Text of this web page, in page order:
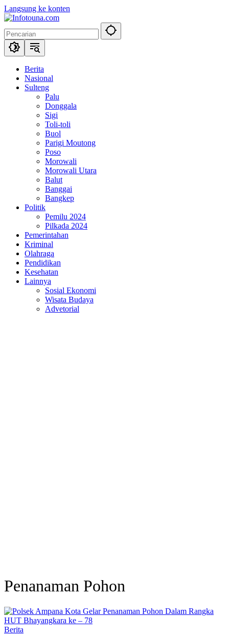
Langsung ke konten
Berita
Nasional
Sulteng
Palu
Donggala
Sigi
Toli-toli
Buol
Parigi Moutong
Poso
Morowali
Morowali Utara
Balut
Banggai
Bangkep
Politik
Pemilu 2024
Pilkada 2024
Pemerintahan
Kriminal
Olahraga
Pendidikan
Kesehatan
Lainnya
Sosial Ekonomi
Wisata Budaya
Advetorial
Penanaman Pohon
Berita